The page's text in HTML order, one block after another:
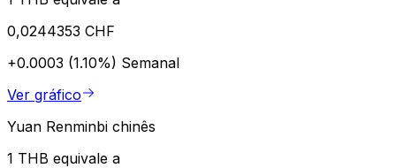
0,0244353 CHF
+0.0003 (1.10%) Semanal
Ver gráfico
Yuan Renminbi chinês
1 THB equivale a